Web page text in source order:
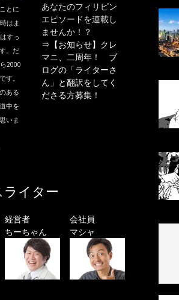
とに
はま
すっ
。だ
2000
す。
ある
中を
いま
あなたのフィリピン
エピソードを連載し
ませんか！？
⇒ 【お知らせ】クレ
マニ、二周年！ ブ
ログの「ライターさ
ん」と翻訳をしてく
ださる方募集！
ライター
経営者
ちーちゃん
会社員
マシャ